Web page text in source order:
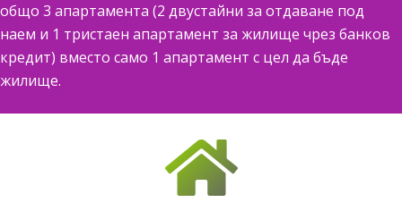
общо 3 апартамента (2 двустайни за отдаване под
наем и 1 тристаен апартамент за жилище чрез банков
кредит) вместо само 1 апартамент с цел да бъде
жилище.